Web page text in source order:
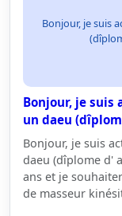
Bonjour, je suis
Bonjour, je
un daeu
Bonjour, je suis
daeu (dîplome d'
ans et je
de masseur